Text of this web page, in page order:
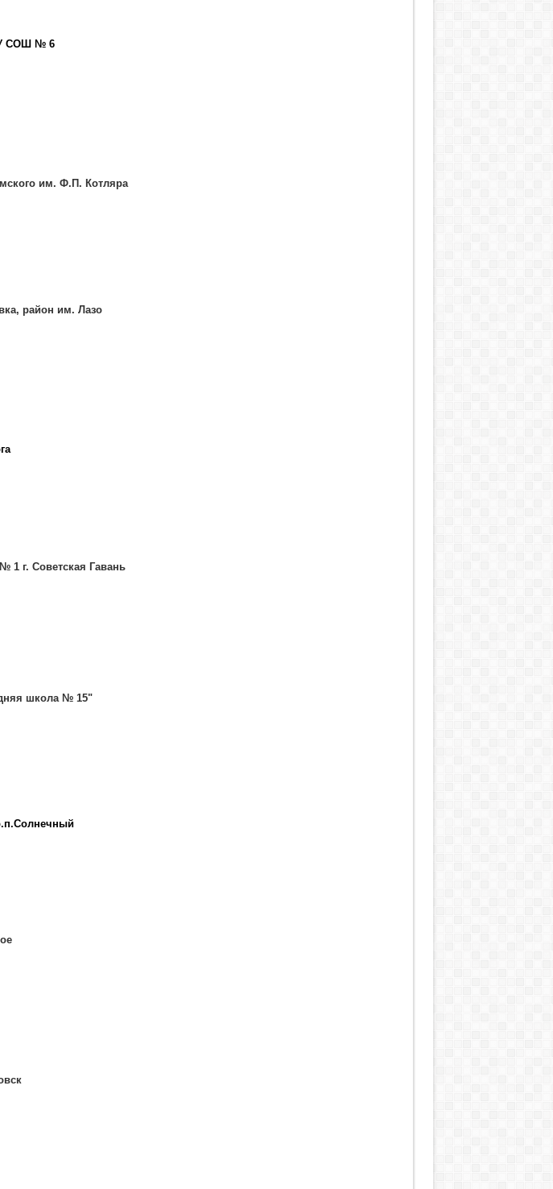
СОШ № 6
им. Ф.П. Котляра
район им. Лазо
1 г. Советская Гавань
школа № 15"